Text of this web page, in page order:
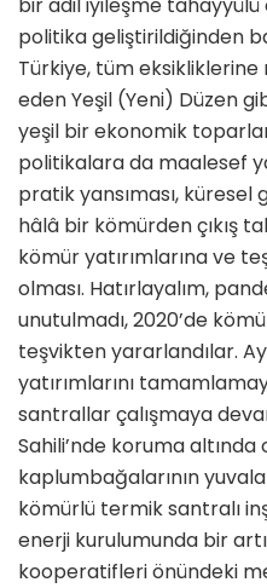
bir adil iyileşme
politika geliştirildiğinden
Türkiye, tüm
eden Yeşil (Yeni) Düzen
yeşil bir ekonomik
politikalara da maalesef
pratik yansıması, küresel
hâlâ bir kömürden çıkış
kömür yatırımlarına ve
olması. Hatırlayalım,
unutulmadı, 2020’de
teşvikten yararlandılar.
yatırımlarını
santrallar çalışmaya
Sahili’nde koruma altında
kaplumbağalarının
kömürlü termik santralı
enerji kurulumunda bir
kooperatifleri önündeki